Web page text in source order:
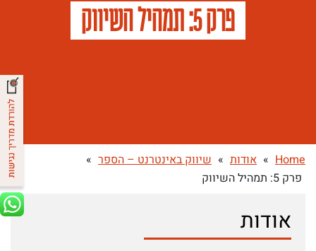
פרק 5: תמהיל השיווק
Home
» אודות » שיווק באינטרנט – הספר »
פרק 5: תמהיל השיווק
אודות